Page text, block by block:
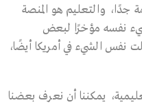
جدًا، والتعليم هو المنصة
نفسه مؤخرًا لبعض
نفس الشيء في أمريكا أيضًا،
يمكننا أن نعرف بعضنا